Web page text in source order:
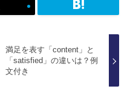
満足を表す「content」と
「satisfied」の違いは？例
文付き